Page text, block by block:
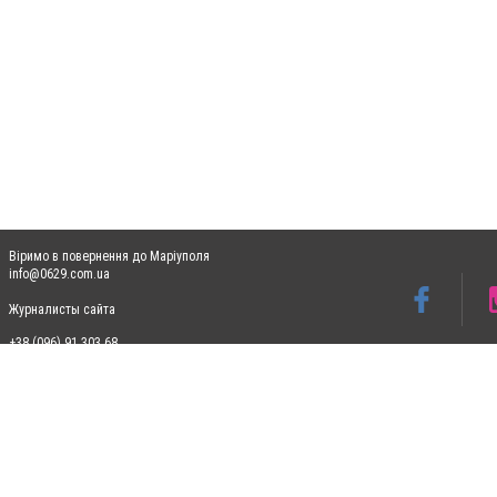
Віримо в повернення до Маріуполя
info@0629.com.ua
Журналисты сайта
+38 (096) 91 303 68